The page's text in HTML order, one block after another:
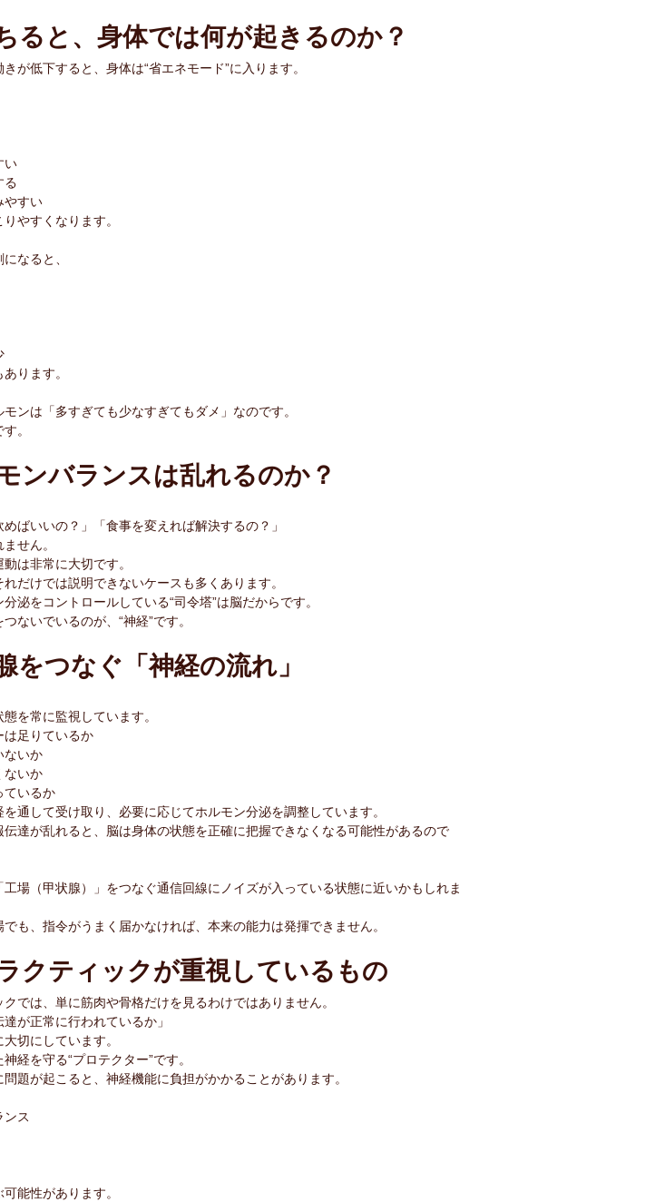
ると、身体では何が起きるのか？
が低下すると、身体は“省エネモード”に入ります。
い
る
やすい
やすくなります。
なると、
ります。
ンは「多すぎても少なすぎてもダメ」なのです。
。
ンバランスは乱れるのか？
めばいいの？」「食事を変えれば解決するの？」
せん。
は非常に大切です。
だけでは説明できないケースも多くあります。
泌をコントロールしている“司令塔”は脳だからです。
ないでいるのが、“神経”です。
をつなぐ「神経の流れ」
を常に監視しています。
は足りているか
ないか
ないか
ているか
通して受け取り、必要に応じてホルモン分泌を調整しています。
達が乱れると、脳は身体の状態を正確に把握できなくなる可能性があるので
工場（甲状腺）」をつなぐ通信回線にノイズが入っている状態に近いかもしれま
も、指令がうまく届かなければ、本来の能力は発揮できません。
クティックが重視しているもの
では、単に筋肉や骨格だけを見るわけではありません。
達が正常に行われているか」
切にしています。
経を守る“プロテクター”です。
題が起こると、神経機能に負担がかかることがあります。
ンス
能性があります。